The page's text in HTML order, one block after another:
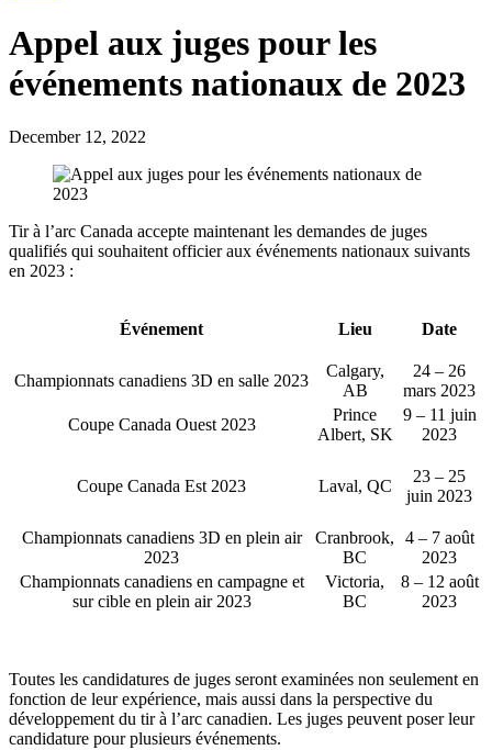
Appel aux juges pour les
événements nationaux de 2023
December 12, 2022
Tir à l’arc Canada accepte maintenant les demandes de juges
qualifiés qui souhaitent officier aux événements nationaux suivants
en 2023 :
Événement Lieu Date
Championnats canadiens 3D en salle 2023
Calgary,
AB
24 – 26
mars 2023
Coupe Canada Ouest 2023
Prince
Albert, SK
9 – 11 juin
2023
Coupe Canada Est 2023 Laval, QC
23 – 25
juin 2023
Championnats canadiens 3D en plein air
2023
Cranbrook,
BC
4 – 7 août
2023
Championnats canadiens en campagne et
sur cible en plein air 2023
Victoria,
BC
8 – 12 août
2023
Toutes les candidatures de juges seront examinées non seulement en
fonction de leur expérience, mais aussi dans la perspective du
développement du tir à l’arc canadien. Les juges peuvent poser leur
candidature pour plusieurs événements.